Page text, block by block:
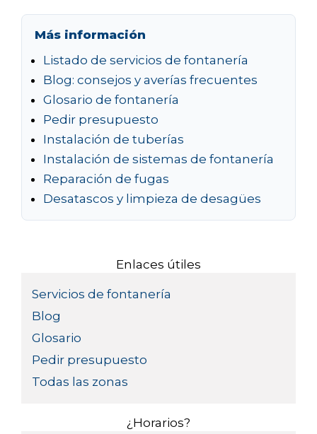
Más información
Listado de servicios de fontanería
Blog: consejos y averías frecuentes
Glosario de fontanería
Pedir presupuesto
Instalación de tuberías
Instalación de sistemas de fontanería
Reparación de fugas
Desatascos y limpieza de desagües
Enlaces útiles
Servicios de fontanería
Blog
Glosario
Pedir presupuesto
Todas las zonas
¿Horarios?